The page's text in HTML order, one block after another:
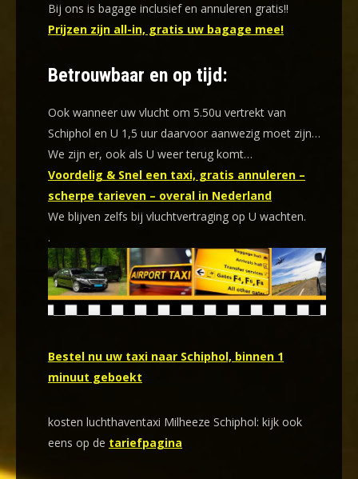
Bij ons is bagage inclusief en annuleren gratis!!
Prijzen zijn all-in, gratis uw bagage mee!
Betrouwbaar en op tijd:
Ook wanneer uw vlucht om 5.50u vertrekt van
Schiphol en U 1,5 uur daarvoor aanwezig moet zijn…
We zijn er, ook als U weer terug komt…
Voordelig & Snel een taxi, gratis annuleren –
scherpe tarieven – overal in Nederland
We blijven zelfs bij vluchtvertraging op U wachten.
.
Bestel nu uw taxi naar Schiphol, binnen 1
minuut geboekt
kosten luchthaventaxi Milheeze Schiphol: kijk ook
eens op de tariefpagina